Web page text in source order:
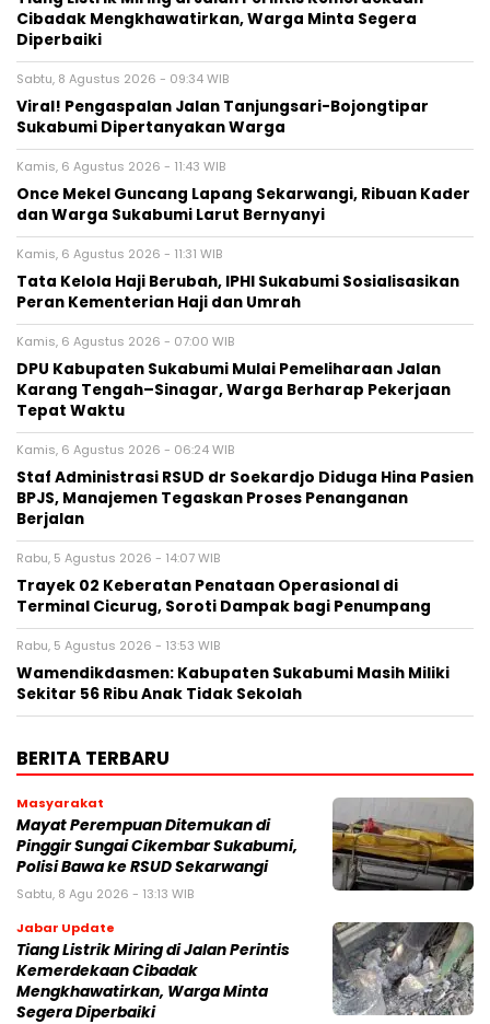
Cibadak Mengkhawatirkan, Warga Minta Segera
Diperbaiki
Sabtu, 8 Agustus 2026 - 09:34 WIB
Viral! Pengaspalan Jalan Tanjungsari-Bojongtipar
Sukabumi Dipertanyakan Warga
Kamis, 6 Agustus 2026 - 11:43 WIB
Once Mekel Guncang Lapang Sekarwangi, Ribuan Kader
dan Warga Sukabumi Larut Bernyanyi
Kamis, 6 Agustus 2026 - 11:31 WIB
Tata Kelola Haji Berubah, IPHI Sukabumi Sosialisasikan
Peran Kementerian Haji dan Umrah
Kamis, 6 Agustus 2026 - 07:00 WIB
‎DPU Kabupaten Sukabumi Mulai Pemeliharaan Jalan
Karang Tengah–Sinagar, Warga Berharap Pekerjaan
Tepat Waktu
Kamis, 6 Agustus 2026 - 06:24 WIB
Staf Administrasi RSUD dr Soekardjo Diduga Hina Pasien
BPJS, Manajemen Tegaskan Proses Penanganan
Berjalan
Rabu, 5 Agustus 2026 - 14:07 WIB
‎Trayek 02 Keberatan Penataan Operasional di
Terminal Cicurug, Soroti Dampak bagi Penumpang
Rabu, 5 Agustus 2026 - 13:53 WIB
Wamendikdasmen: Kabupaten Sukabumi Masih Miliki
Sekitar 56 Ribu Anak Tidak Sekolah
BERITA TERBARU
Masyarakat
‎Mayat Perempuan Ditemukan di
Pinggir Sungai Cikembar Sukabumi,
Polisi Bawa ke RSUD Sekarwangi‎
Sabtu, 8 Agu 2026 - 13:13 WIB
Jabar Update
Tiang Listrik Miring di Jalan Perintis
Kemerdekaan Cibadak
Mengkhawatirkan, Warga Minta
Segera Diperbaiki